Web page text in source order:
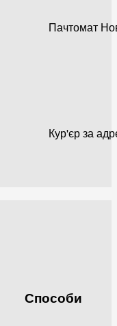
Пачтомат
Кур'єр за
Способи